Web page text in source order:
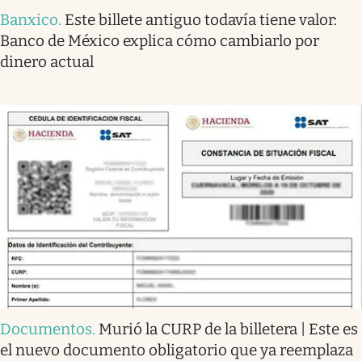
Banxico. Este billete antiguo todavía tiene valor:
Banco de México explica cómo cambiarlo por
dinero actual
Documentos. Murió la CURP de la billetera | Este es
el nuevo documento obligatorio que ya reemplaza